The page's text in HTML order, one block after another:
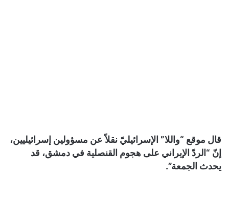
قال موقع “واللا” الإسرائيليّ نقلاً عن مسؤولين إسرائيليين،
إنّ “الردّ الإيراني على هجوم القنصلية في دمشق، قد
يحدث الجمعة”.